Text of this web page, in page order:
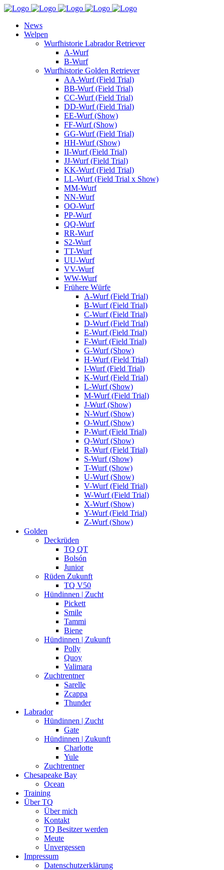
News
Welpen
Wurfhistorie Labrador Retriever
A-Wurf
B-Wurf
Wurfhistorie Golden Retriever
AA-Wurf (Field Trial)
BB-Wurf (Field Trial)
CC-Wurf (Field Trial)
DD-Wurf (Field Trial)
EE-Wurf (Show)
FF-Wurf (Show)
GG-Wurf (Field Trial)
HH-Wurf (Show)
II-Wurf (Field Trial)
JJ-Wurf (Field Trial)
KK-Wurf (Field Trial)
LL-Wurf (Field Trial x Show)
MM-Wurf
NN-Wurf
OO-Wurf
PP-Wurf
QQ-Wurf
RR-Wurf
S2-Wurf
TT-Wurf
UU-Wurf
VV-Wurf
WW-Wurf
Frühere Würfe
A-Wurf (Field Trial)
B-Wurf (Field Trial)
C-Wurf (Field Trial)
D-Wurf (Field Trial)
E-Wurf (Field Trial)
F-Wurf (Field Trial)
G-Wurf (Show)
H-Wurf (Field Trial)
I-Wurf (Field Trial)
K-Wurf (Field Trial)
L-Wurf (Show)
M-Wurf (Field Trial)
J-Wurf (Show)
N-Wurf (Show)
O-Wurf (Show)
P-Wurf (Field Trial)
Q-Wurf (Show)
R-Wurf (Field Trial)
S-Wurf (Show)
T-Wurf (Show)
U-Wurf (Show)
V-Wurf (Field Trial)
W-Wurf (Field Trial)
X-Wurf (Show)
Y-Wurf (Field Trial)
Z-Wurf (Show)
Golden
Deckrüden
TQ QT
Bolsón
Junior
Rüden Zukunft
TQ V50
Hündinnen | Zucht
Pickett
Smile
Tammi
Biene
Hündinnen | Zukunft
Polly
Quoy
Valimara
Zuchtrentner
Sarelle
Zcappa
Thunder
Labrador
Hündinnen | Zucht
Gate
Hündinnen | Zukunft
Charlotte
Yule
Zuchtrentner
Chesapeake Bay
Ocean
Training
Über TQ
Über mich
Kontakt
TQ Besitzer werden
Meute
Unvergessen
Impressum
Datenschutzerklärung